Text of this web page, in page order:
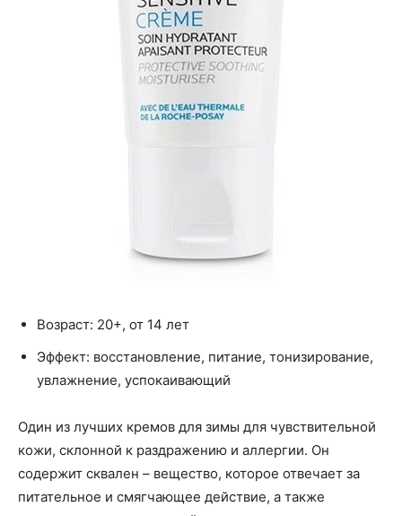
Возраст: 20+, от 14 лет
Эффект: восстановление, питание, тонизирование,
увлажнение, успокаивающий
Один из лучших кремов для зимы для чувствительной
кожи, склонной к раздражению и аллергии. Он
содержит сквален – вещество, которое отвечает за
питательное и смягчающее действие, а также